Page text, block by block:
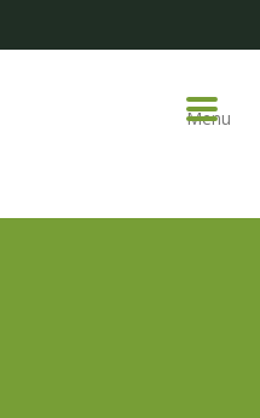
Menu